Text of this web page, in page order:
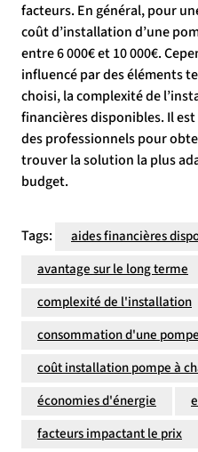
facteurs. En général, pour
coût d’installation d’une
entre 6 000€ et 10 000€.
influencé par des éléments
choisi, la complexité de
financières disponibles. Il
des professionnels pour
trouver la solution la plus
budget.
Tags:
aides financières
avantage sur le long terme
complexité de l'installation
consommation d'une
coût installation pompe à
économies d'énergie
facteurs impactant le prix